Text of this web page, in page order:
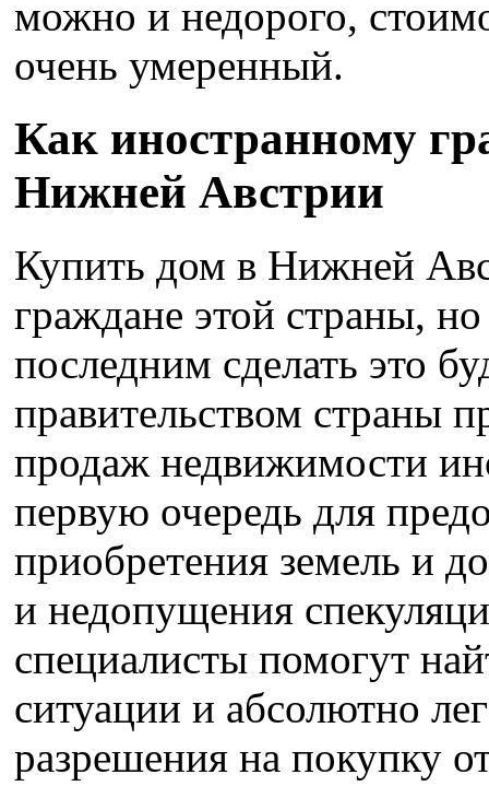
можно и недорого,
очень умеренный.
Как иностранному
Нижней Австрии
Купить дом в Нижней
граждане этой страны,
последним сделать это
правительством страны
продаж недвижимости
первую очередь для
приобретения земель и
и недопущения
специалисты помогут
ситуации и абсолютно
разрешения на покупку